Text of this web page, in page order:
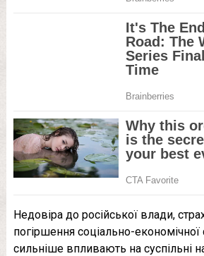
Недовіра до російської влади,
погіршення соціально-економічної
сильніше впливають на суспільні